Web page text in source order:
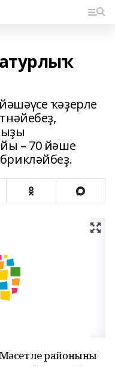
ҡәҙерле
– 70 йәше
районының